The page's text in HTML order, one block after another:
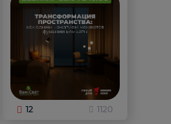
12 1120